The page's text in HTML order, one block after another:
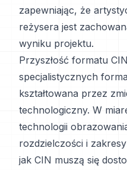
zapewniając, że
reżysera jest
wyniku projektu.
Przyszłość formatu
specjalistycznych
kształtowana przez
technologiczny. W
technologii
rozdzielczości i
jak CIN muszą się